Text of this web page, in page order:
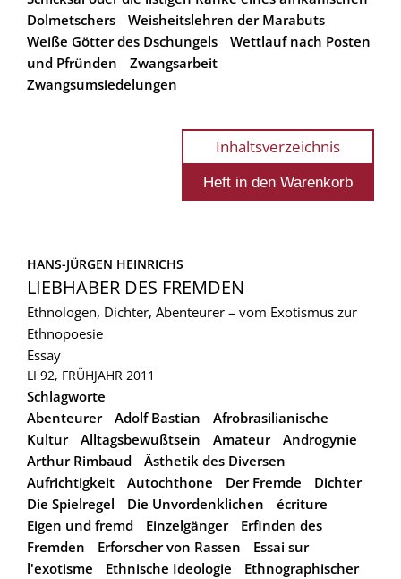
Dolmetschers
Weisheitslehren der Marabuts
Weiße Götter des Dschungels
Wettlauf nach Posten
und Pfründen
Zwangsarbeit
Zwangsumsiedelungen
Inhaltsverzeichnis
HANS-JÜRGEN HEINRICHS
LIEBHABER DES FREMDEN
Ethnologen, Dichter, Abenteurer – vom Exotismus zur
Ethnopoesie
Essay
LI 92, FRÜHJAHR 2011
Schlagworte
Abenteurer
Adolf Bastian
Afrobrasilianische
Kultur
Alltagsbewußtsein Amateur
Androgynie
Arthur Rimbaud
Ästhetik des Diversen
Aufrichtigkeit
Autochthone Der Fremde
Dichter
Die Spielregel
Die Unvordenklichen
écriture
Eigen und fremd
Einzelgänger
Erfinden des
Fremden
Erforscher von Rassen
Essai sur
l'exotisme
Ethnische Ideologie
Ethnographischer